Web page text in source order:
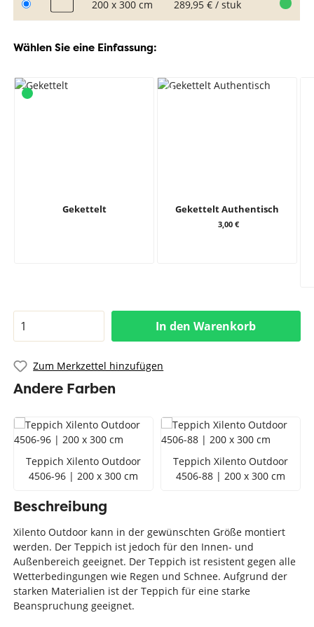
200 x 300 cm 289,95 € / stuk
Wählen Sie eine Einfassung:
Gekettelt Gekettelt Authentisch
3,00 €
In den Warenkorb
Zum Merkzettel hinzufügen
Andere Farben
Teppich Xilento Outdoor
4506-96 | 200 x 300 cm
Teppich Xilento Outdoor
4506-88 | 200 x 300 cm
Beschreibung
Xilento Outdoor kann in der gewünschten Größe montiert
werden. Der Teppich ist jedoch für den Innen- und
Außenbereich geeignet. Der Teppich ist resistent gegen alle
Wetterbedingungen wie Regen und Schnee. Aufgrund der
starken Materialien ist der Teppich für eine starke
Beanspruchung geeignet.